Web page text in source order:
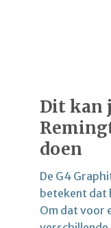
Dit kan
doen
De G4
betekent dat
Om dat voor